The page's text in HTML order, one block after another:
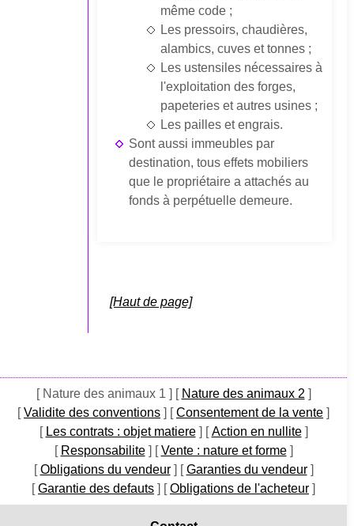
même code ;
Les pressoirs, chaudières,
alambics, cuves et tonnes ;
Les ustensiles nécessaires à
l'exploitation des forges,
papeteries et autres usines ;
Les pailles et engrais.
Sont aussi immeubles par
destination, tous effets mobiliers
que le propriétaire a attachés au
fonds à perpétuelle demeure.
[Haut de page]
[ Nature des animaux 1 ] [ Nature des animaux 2 ]
[Validite des conventions ] [Consentement de la vente ]
[ Les contrats : objet matiere] [Action en nullite]
[ Responsabilite] [Vente : nature et forme]
[Obligations du vendeur] [Garanties du vendeur]
[Garantie des defauts ] [Obligations de l'acheteur ]